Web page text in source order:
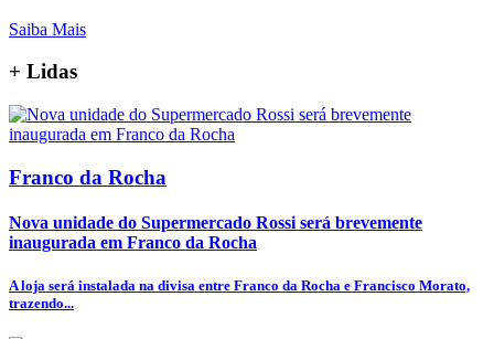
Saiba Mais
+ Lidas
Franco da Rocha
Nova unidade do Supermercado Rossi será brevemente
inaugurada em Franco da Rocha
A loja será instalada na divisa entre Franco da Rocha e Francisco Morato,
trazendo...